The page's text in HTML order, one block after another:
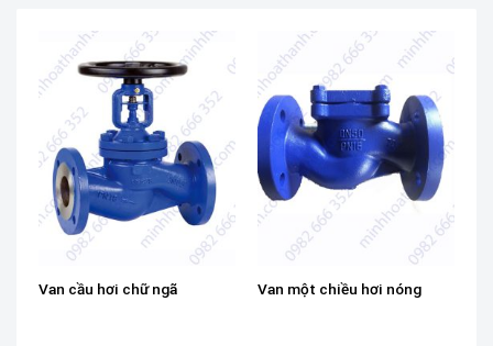
Van cầu hơi chữ ngã Van một chiều hơi nóng